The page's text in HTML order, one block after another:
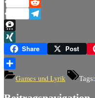
Reddit
Telegram
Threema
XINGShare Post
TeilenGames und Lyrik Tags: